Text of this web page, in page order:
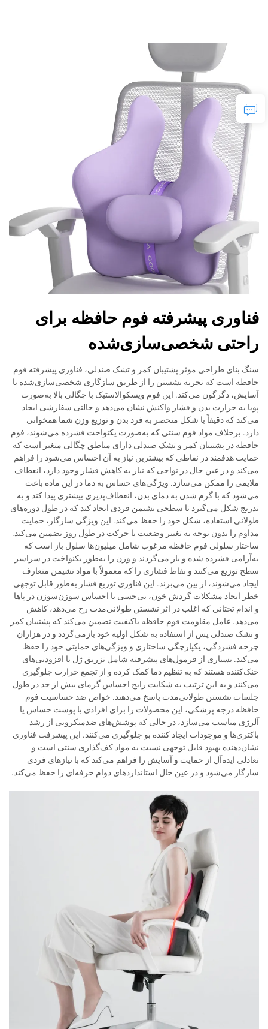
فناوری پیشرفته فوم حافظه برای
راحتی شخصی‌سازی‌شده
سنگ بنای طراحی موثر پشتیبان کمر و تشک صندلی، فناوری پیشرفته فوم
حافظه است که تجربه نشستن را از طریق سازگاری شخصی‌سازی‌شده با
آسایش، دگرگون می‌کند. این فوم ویسکوالاستیک با چگالی بالا به‌صورت
پویا به حرارت بدن و فشار واکنش نشان می‌دهد و حالتی سفارشی ایجاد
می‌کند که دقیقاً با شکل منحصر به فرد بدن و توزیع وزن شما همخوانی
دارد. برخلاف مواد فوم سنتی که به‌صورت یکنواخت فشرده می‌شوند، فوم
حافظه در پشتیبان کمر و تشک صندلی دارای مناطق چگالی متغیر است که
حمایت هدفمند در نقاطی که بیشترین نیاز به آن احساس می‌شود را فراهم
می‌کند و در عین حال در نواحی که نیاز به کاهش فشار وجود دارد، انعطاف
ملایمی را ممکن می‌سازد. ویژگی‌های حساس به دما در این ماده باعث
می‌شود که با گرم شدن به دمای بدن، انعطاف‌پذیری بیشتری پیدا کند و به
تدریج شکل می‌گیرد تا سطحی نشیمن فردی ایجاد کند که در طول دوره‌های
طولانی استفاده، شکل خود را حفظ می‌کند. این ویژگی سازگار، حمایت
مداوم را بدون توجه به تغییر وضعیت یا حرکت در طول روز تضمین می‌کند.
ساختار سلولی فوم حافظه مرغوب شامل میلیون‌ها سلول باز است که
به‌آرامی فشرده شده و باز می‌گردند و وزن را به‌طور یکنواخت در سراسر
سطح توزیع می‌کنند و نقاط فشاری را که معمولاً با مواد نشیمن متعارف
ایجاد می‌شوند، از بین می‌برند. این فناوری توزیع فشار به‌طور قابل توجهی
خطر ایجاد مشکلات گردش خون، بی‌حسی یا احساس سوزن‌سوزن در پاها
و اندام تحتانی که اغلب در اثر نشستن طولانی‌مدت رخ می‌دهد، کاهش
می‌دهد. عامل مقاومت فوم حافظه باکیفیت تضمین می‌کند که پشتیبان کمر
و تشک صندلی پس از استفاده به شکل اولیه خود بازمی‌گردد و در هزاران
چرخه فشردگی، یکپارچگی ساختاری و ویژگی‌های حمایتی خود را حفظ
می‌کند. بسیاری از فرمول‌های پیشرفته شامل تزریق ژل یا افزودنی‌های
خنک‌کننده هستند که به تنظیم دما کمک کرده و از تجمع حرارت جلوگیری
می‌کنند و به این ترتیب به شکایت رایج احساس گرمای بیش از حد در طول
جلسات نشستن طولانی‌مدت پاسخ می‌دهند. خواص ضد حساسیت فوم
حافظه درجه پزشکی، این محصولات را برای افرادی با پوست حساس یا
آلرژی مناسب می‌سازد، در حالی که پوشش‌های ضدمیکروبی از رشد
باکتری‌ها و موجودات ایجاد کننده بو جلوگیری می‌کنند. این پیشرفت فناوری
نشان‌دهنده بهبود قابل توجهی نسبت به مواد کف‌گذاری سنتی است و
تعادلی ایده‌آل از حمایت و آسایش را فراهم می‌کند که با نیازهای فردی
سازگار می‌شود و در عین حال استانداردهای دوام حرفه‌ای را حفظ می‌کند.